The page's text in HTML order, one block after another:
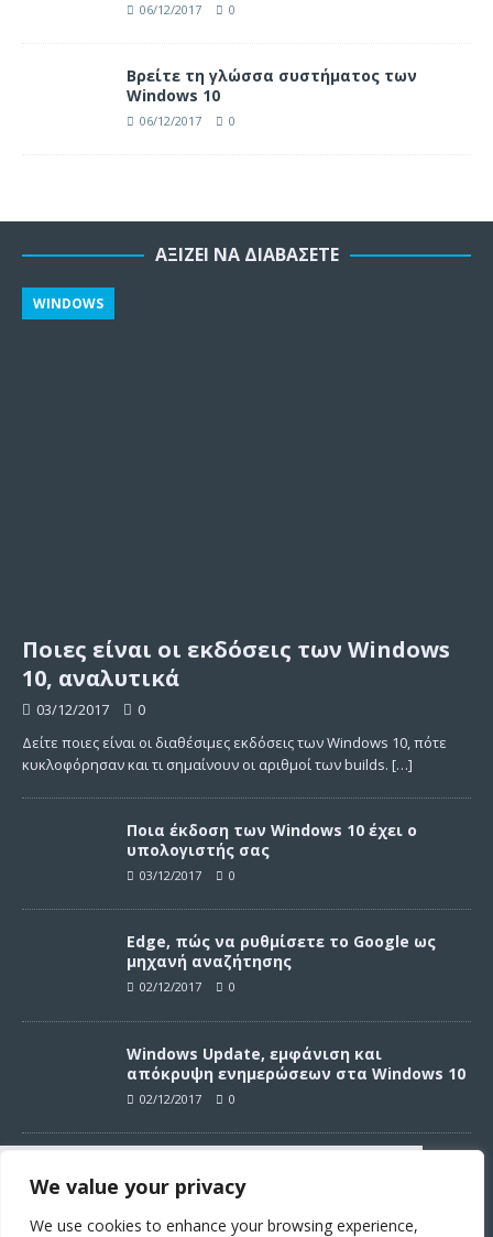
Συνεχίζοντας σε αυτό τον ιστότοπο
αποδέχεστε την χρήση των cookies
We value your privacy
We use cookies to enhance your browsing experience,
06/12/2017 0
Βρείτε τη γλώσσα συστήματος των
Windows 10
06/12/2017 0
ΑΞΊΖΕΙ ΝΑ ΔΙΑΒΆΣΕΤΕ
Ποιες είναι οι εκδόσεις των Windows
10, αναλυτικά
WINDOWS
03/12/2017
0
Δείτε ποιες είναι οι διαθέσιμες εκδόσεις των Windows 10, πότε
κυκλοφόρησαν και τι σημαίνουν οι αριθμοί των builds. […]
Ποια έκδοση των Windows 10 έχει ο
υπολογιστής σας
03/12/2017 0
Edge, πώς να ρυθμίσετε το Google ως
μηχανή αναζήτησης
02/12/2017 0
Windows Update, εμφάνιση και
απόκρυψη ενημερώσεων στα Windows 10
02/12/2017 0
ενημερώσεων στα Windows 10